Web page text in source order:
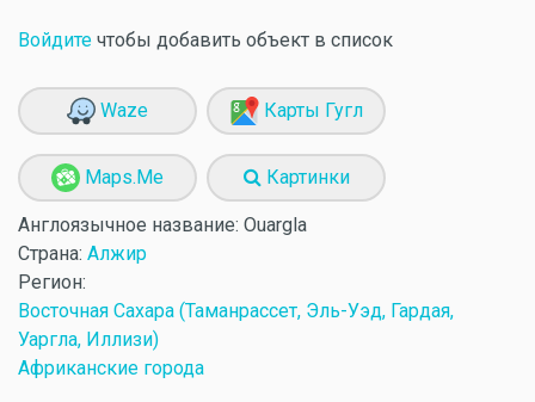
Войдите чтобы добавить объект в список
Waze Карты Гугл
Maps.Me Картинки
Англоязычное название: Ouargla
Страна: Алжир
Регион:
Восточная Сахара (Таманрассет, Эль-Уэд, Гардая,
Уаргла, Иллизи)
Африканские города